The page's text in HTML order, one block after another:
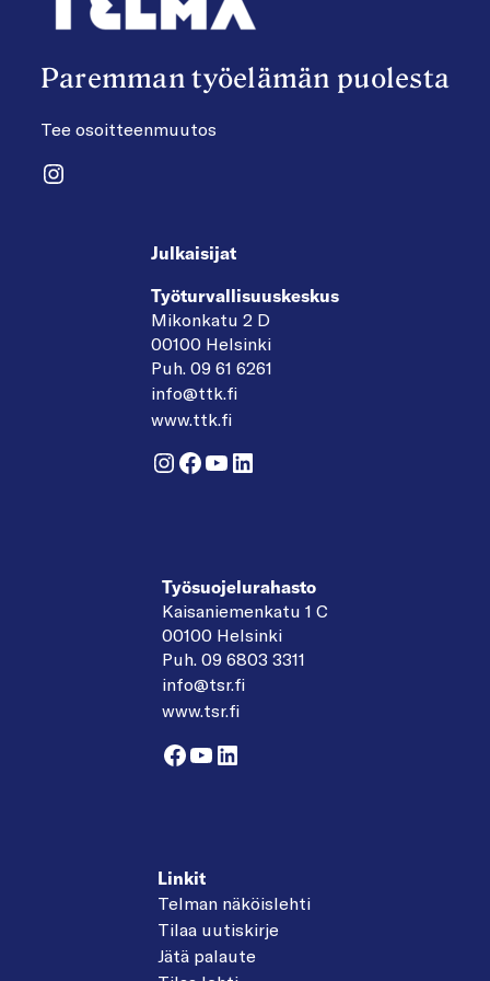
Paremman työelämän puolesta
Tee osoitteenmuutos
Instagram
Julkaisijat
Työturvallisuuskeskus
Mikonkatu 2 D
00100 Helsinki
Puh. 09 61 6261
info@ttk.fi
www.ttk.fi
Instagram
Facebook
YouTube
LinkedIn
Työsuojelurahasto
Kaisaniemenkatu 1 C
00100 Helsinki
Puh. 09 6803 3311
info@tsr.fi
www.tsr.fi
Facebook
YouTube
LinkedIn
Linkit
Telman näköislehti
Tilaa uutiskirje
Jätä palaute